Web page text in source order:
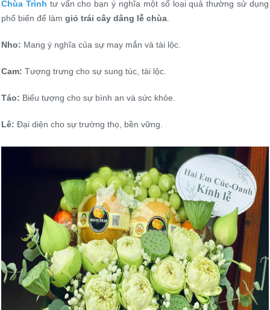
Chùa Trình tư vấn cho bạn ý nghĩa một số loại quả thường sử dụng
phổ biến để làm giỏ trái cây dâng lễ chùa
Nho: Mang ý nghĩa của sự may mắn và tài lộc.
Cam: Tượng trưng cho sự sung túc, tài lộc.
Táo: Biểu tượng cho sự bình an và sức khỏe.
Lê: Đại diện cho sự trường thọ, bền vững.